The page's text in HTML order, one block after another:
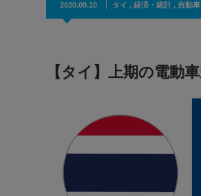
2020.09.10 タイ , 経済・統計 , 自動車
【タイ】上期の電動